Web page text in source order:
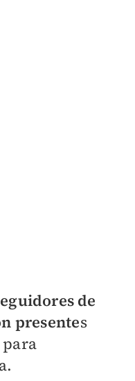
de
presentes